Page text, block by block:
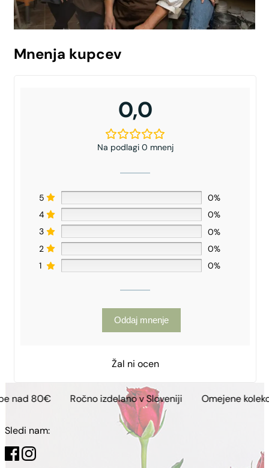
Mnenja kupcev
0,0
Na podlagi 0 mnenj
5
0%
4
0%
3
0%
2
0%
1
0%
Oddaj mnenje
Žal ni ocen
Ročno izdelano v Sloveniji Omejene kolekcije
Sledi nam: